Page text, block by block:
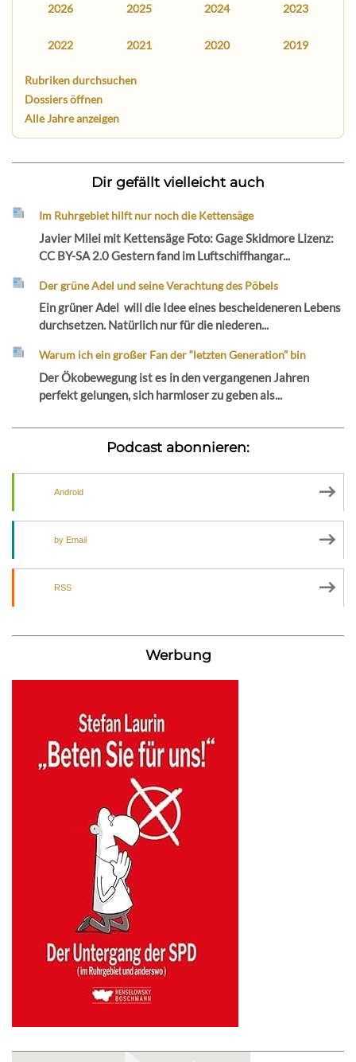
2026 2025 2024 2023
2022 2021 2020 2019
Rubriken durchsuchen
Dossiers öffnen
Alle Jahre anzeigen
Dir gefällt vielleicht auch
Im Ruhrgebiet hilft nur noch die Kettensäge
Javier Milei mit Kettensäge Foto: Gage Skidmore Lizenz:
CC BY-SA 2.0 Gestern fand im Luftschiffhangar...
Der grüne Adel und seine Verachtung des Pöbels
Ein grüner Adel will die Idee eines bescheideneren Lebens
durchsetzen. Natürlich nur für die niederen...
Warum ich ein großer Fan der “letzten Generation” bin
Der Ökobewegung ist es in den vergangenen Jahren
perfekt gelungen, sich harmloser zu geben als...
Podcast abonnieren:
Android
by Email
RSS
Werbung